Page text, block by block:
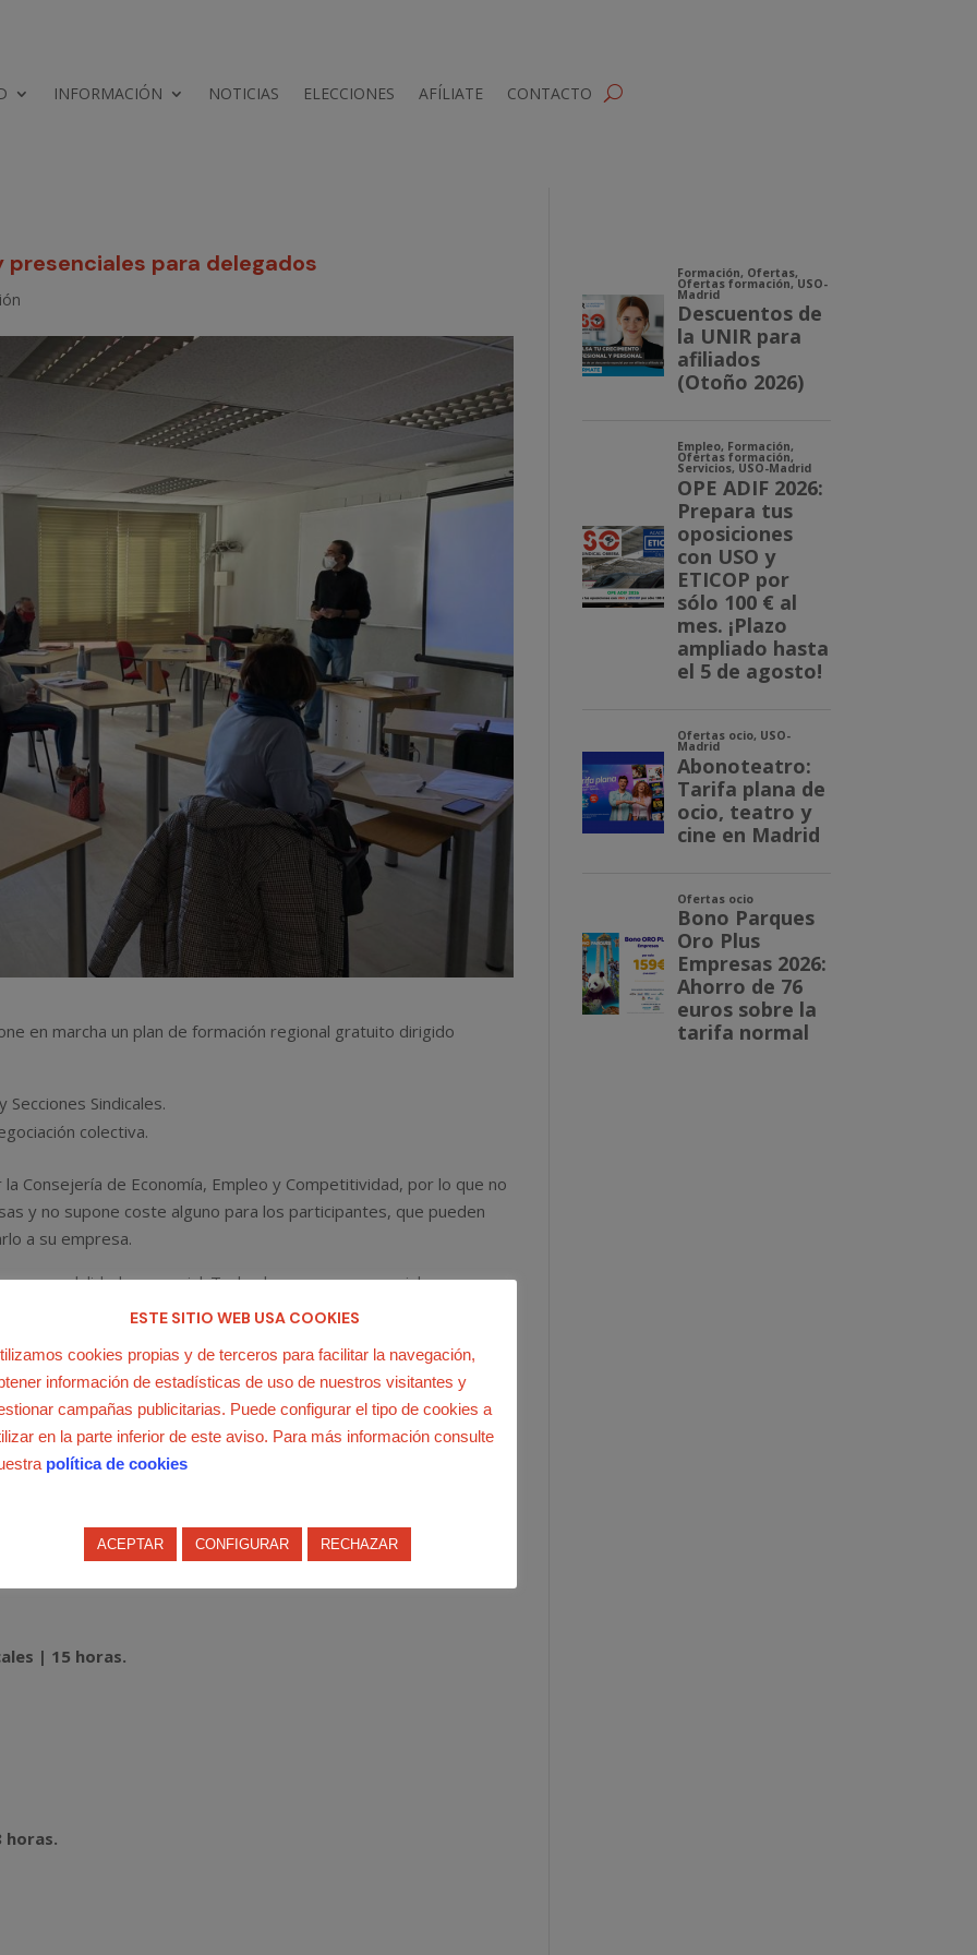
INFORMACIÓN NOTICIAS ELECCIONES AFÍLIATE CONTACTO
para delegados
en marcha un plan de formación regional gratuito dirigido
Sindicales.
colectiva.
Consejería de Economía, Empleo y Competitividad, por lo que no
y no supone coste alguno para los participantes, que pueden
a su empresa.
en modalidad presencial. Todos los cursos presenciales se
Madrid. Para inscribirte debes completar el
| 40 horas.
| 15 horas.
horas.
ESTE SITIO WEB USA COOKIES
cookies propias y de terceros para facilitar la navegación,
información de estadísticas de uso de nuestros visitantes y
campañas publicitarias. Puede configurar el tipo de cookies a
en la parte inferior de este aviso. Para más información consulte
política de cookies
ACEPTAR CONFIGURAR RECHAZAR